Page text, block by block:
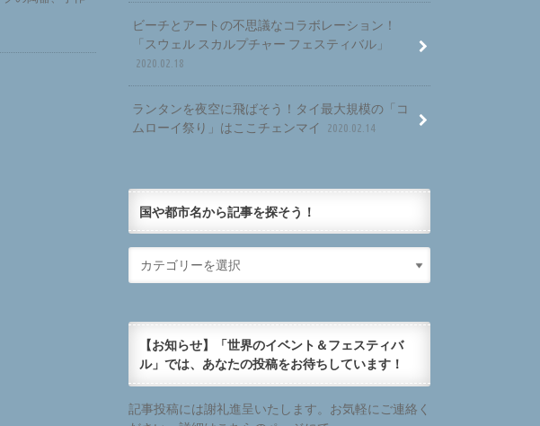
ビーチとアートの不思議なコラボレーション！
「スウェル スカルプチャー フェスティバル」
2020.02.18
ランタンを夜空に飛ばそう！タイ最大規模の「コ
ムローイ祭り」はここチェンマイ
2020.02.14
国や都市名から記事を探そう！
【お知らせ】「世界のイベント＆フェスティバ
ル」では、あなたの投稿をお待ちしています！
記事投稿には謝礼進呈いたします。お気軽にご連絡く